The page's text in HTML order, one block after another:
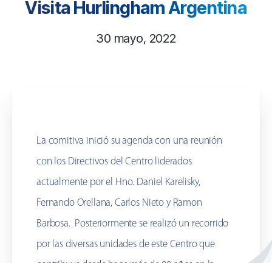
Visita HurlinghamArgentina
30 mayo, 2022
La comitiva inició su agenda con una reunión
con los Directivos del Centro liderados
actualmente por el Hno. Daniel Karelisky,
Fernando Orellana, Carlos Nieto y Ramon
Barbosa. Posteriormente se realizó un recorrido
por las diversas unidades de este Centro que